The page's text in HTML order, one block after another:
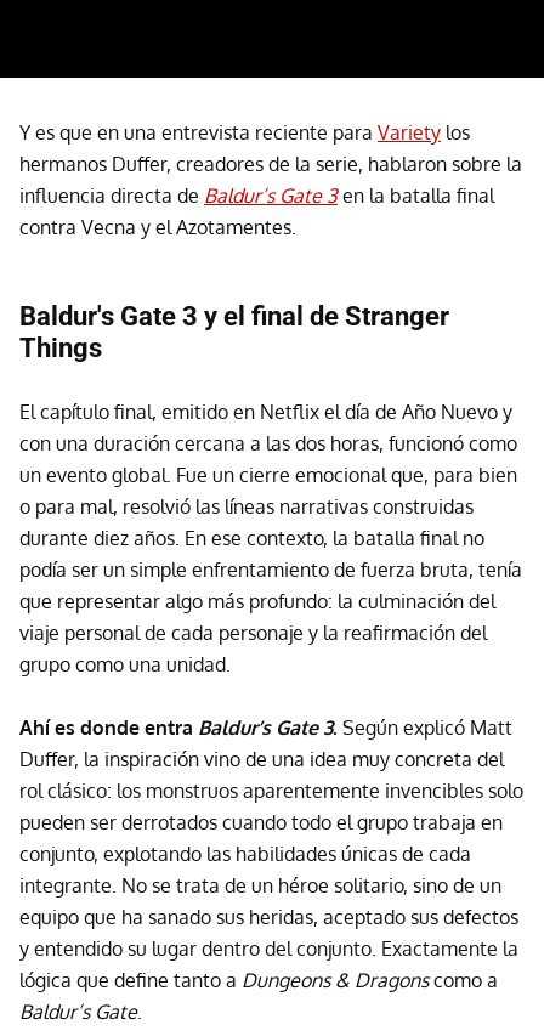
Y es que en una entrevista reciente para Variety los
hermanos Duffer, creadores de la serie, hablaron sobre la
influencia directa de Baldur’s Gate 3en la batalla final
contra Vecna y el Azotamentes.
Baldur's Gate 3 y el final de Stranger
Things
El capítulo final, emitido en Netflix el día de Año Nuevo y
con una duración cercana a las dos horas, funcionó como
un evento global. Fue un cierre emocional que, para bien
o para mal, resolvió las líneas narrativas construidas
durante diez años. En ese contexto, la batalla final no
podía ser un simple enfrentamiento de fuerza bruta, tenía
que representar algo más profundo: la culminación del
viaje personal de cada personaje y la reafirmación del
grupo como una unidad.
Ahí es donde entra Baldur’s Gate 3. Según explicó Matt
Duffer, la inspiración vino de una idea muy concreta del
rol clásico: los monstruos aparentemente invencibles solo
pueden ser derrotados cuando todo el grupo trabaja en
conjunto, explotando las habilidades únicas de cada
integrante. No se trata de un héroe solitario, sino de un
equipo que ha sanado sus heridas, aceptado sus defectos
y entendido su lugar dentro del conjunto. Exactamente la
lógica que define tanto a Dungeons & Dragonscomo a
Baldur’s Gate.